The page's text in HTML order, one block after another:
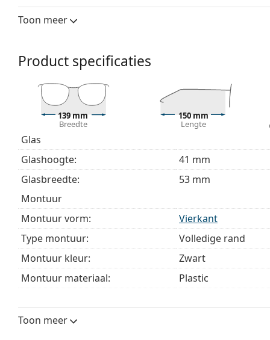
Accessoires
Wij leveren de brillen in een originele hoes. De
modellen worden geleverd met een stoffen zakje in
Bekijk het volledige assortiment
bij het kiezen.
Het is een medisch hulpmiddel. Lees de instructies
Toon meer
Product specificaties
139 mm
Breedte
150 mm
Lengte
Glas
Glashoogte:
41 mm
Glasbreedte:
53 mm
montuur
Montuur vorm:
Vierkant
Type montuur:
Volledige rand
Montuur kleur:
Zwart
Montuur materiaal:
Plastic
Breedte:
Toon meer